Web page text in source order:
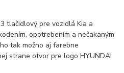
tlačidlový pre vozidlá Kia a
opotrebením a nečakaným
tak možno aj farebne
strane otvor pre logo HYUNDAI